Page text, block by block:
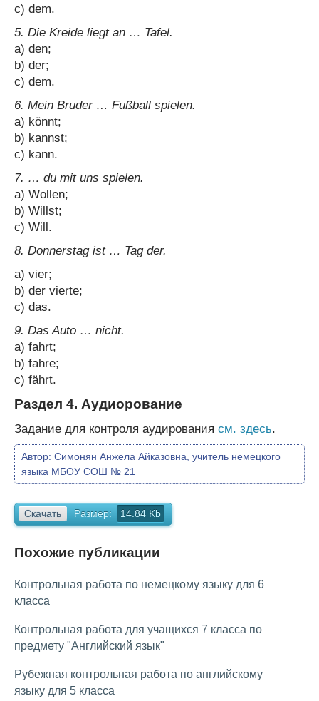
c) dem.
5. Die Kreide liegt an … Tafel.
a) den;
b) der;
c) dem.
6. Mein Bruder … Fußball spielen.
a) könnt;
b) kannst;
c) kann.
7. … du mit uns spielen.
a) Wollen;
b) Willst;
c) Will.
8. Donnerstag ist … Tag der.
a) vier;
b) der vierte;
c) das.
9. Das Auto … nicht.
a) fahrt;
b) fahre;
c) fährt.
Раздел 4. Аудиорование
Задание для контроля аудирования см. здесь.
Автор: Симонян Анжела Айказовна, учитель немецкого
языка МБОУ СОШ № 21
Скачать Размер: 14.84 Kb
Похожие публикации
Контрольная работа по немецкому языку для 6
класса
Контрольная работа для учащихся 7 класса по
предмету "Английский язык"
Рубежная контрольная работа по английскому
языку для 5 класса